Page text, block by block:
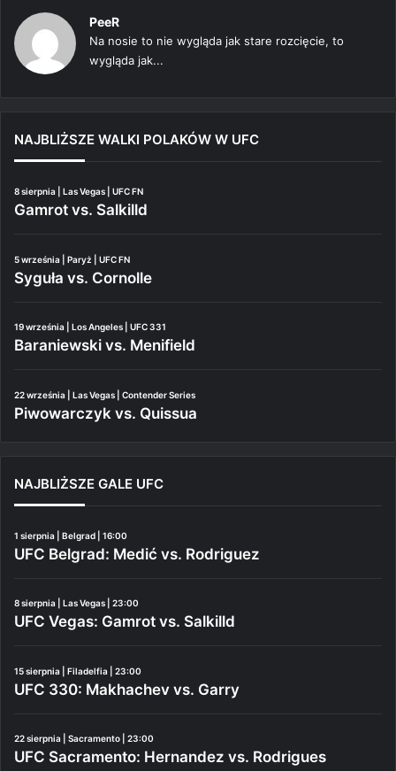
PeeR
Na nosie to nie wygląda jak stare rozcięcie, to
wygląda jak...
NAJBLIŻSZE WALKI POLAKÓW W UFC
8 sierpnia | Las Vegas | UFC FN
Gamrot vs. Salkilld
5 września | Paryż | UFC FN
Syguła vs. Cornolle
19 września | Los Angeles | UFC 331
Baraniewski vs. Menifield
22 września | Las Vegas | Contender Series
Piwowarczyk vs. Quissua
NAJBLIŻSZE GALE UFC
1 sierpnia | Belgrad | 16:00
UFC Belgrad: Medić vs. Rodriguez
8 sierpnia | Las Vegas | 23:00
UFC Vegas: Gamrot vs. Salkilld
15 sierpnia | Filadelfia | 23:00
UFC 330: Makhachev vs. Garry
22 sierpnia | Sacramento | 23:00
UFC Sacramento: Hernandez vs. Rodrigues